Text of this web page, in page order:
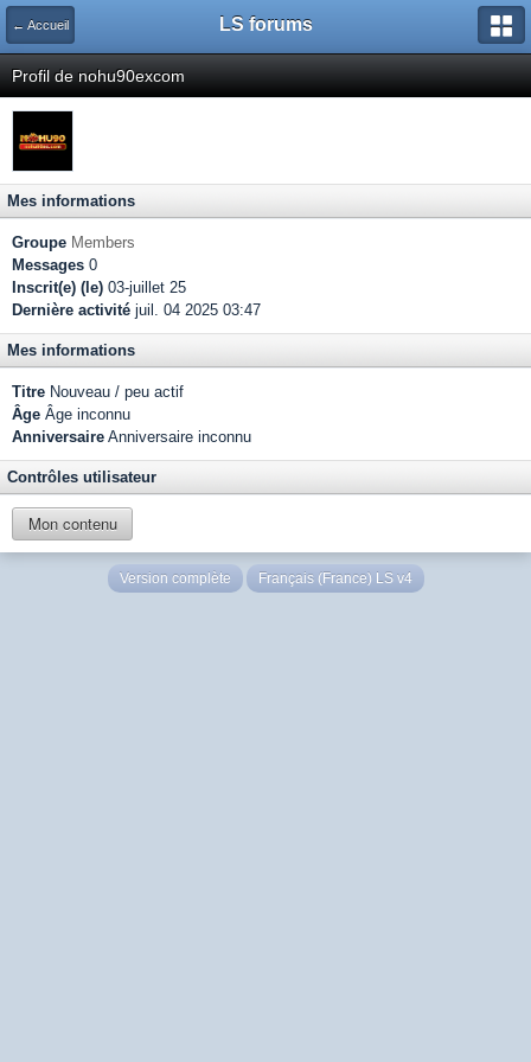
← Accueil LS forums
Profil de nohu90excom
Mes informations
Groupe Members
Messages 0
Inscrit(e) (le) 03-juillet 25
Dernière activité juil. 04 2025 03:47
Mes informations
Titre Nouveau / peu actif
Âge Âge inconnu
Anniversaire Anniversaire inconnu
Contrôles utilisateur
Mon contenu
Version complète Français (France) LS v4